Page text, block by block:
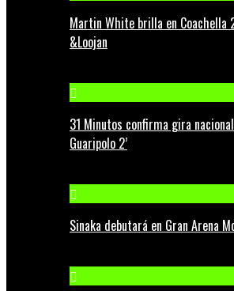
Martin White brilla en Coachella
&Loojan
31 Minutos confirma gira
Guaripolo 2’
Sinaka debutará en Gran Arena